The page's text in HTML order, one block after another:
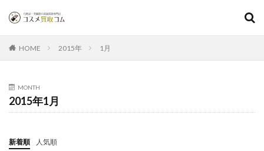
HOME 2015年 1月
MONTH
2015年1月
新着順 人気順